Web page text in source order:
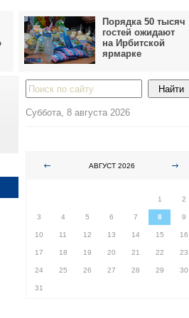
Порядка 50 тысяч
гостей ожидают
на Ирбитской
ярмарке
Суббота, 8 августа 2026
АВГУСТ 2026
1
2
3 4 5 6 7 8 9
10 11 12 13 14 15 16
17 18 19 20 21 22 23
24 25 26 27 28 29 30
31